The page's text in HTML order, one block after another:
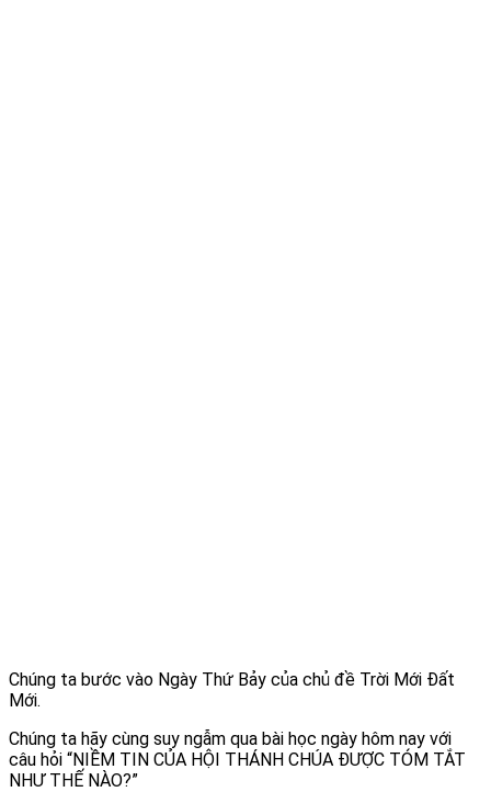
Chúng ta bước vào Ngày Thứ Bảy của chủ đề Trời Mới Đất
Mới.
Chúng ta hãy cùng suy ngẫm qua bài học ngày hôm nay với
câu hỏi “NIỀM TIN CỦA HỘI THÁNH CHÚA ĐƯỢC TÓM TẮT
NHƯ THẾ NÀO?”